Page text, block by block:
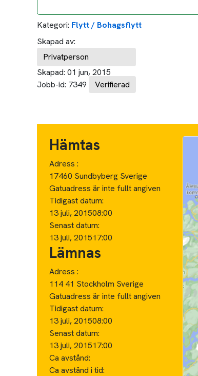
Kategori: Flytt / Bohagsflytt
Skapad av:
Privatperson
Skapad: 01 jun, 2015
Jobb-id: 7349 Verifierad
Hämtas
Adress :
17460 Sundbyberg Sverige
Gatuadress är inte fullt angiven
Tidigast datum:
13 juli, 201508:00
Senast datum:
13 juli, 201517:00
Lämnas
Adress :
114 41 Stockholm Sverige
Gatuadress är inte fullt angiven
Tidigast datum:
13 juli, 201508:00
Senast datum:
13 juli, 201517:00
Ca avstånd:
Ca avstånd i tid: